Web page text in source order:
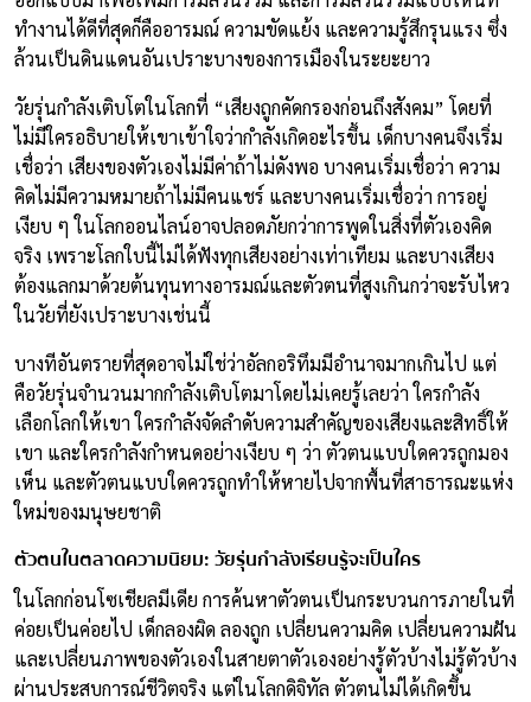
ทำงานได้ดีที่สุดก็คืออารมณ์ ความขัดแย้ง และความรู้สึกรุนแรง ซึ่ง
ล้วนเป็นดินแดนอันเปราะบางของการเมืองในระยะยาว
วัยรุ่นกำลังเติบโตในโลกที่ “เสียงถูกคัดกรองก่อนถึงสังคม” โดยที่
ไม่มีใครอธิบายให้เขาเข้าใจว่ากำลังเกิดอะไรขึ้น เด็กบางคนจึงเริ่ม
เชื่อว่า เสียงของตัวเองไม่มีค่าถ้าไม่ดังพอ บางคนเริ่มเชื่อว่า ความ
คิดไม่มีความหมายถ้าไม่มีคนแชร์ และบางคนเริ่มเชื่อว่า การอยู่
เงียบ ๆ ในโลกออนไลน์อาจปลอดภัยกว่าการพูดในสิ่งที่ตัวเองคิด
จริง เพราะโลกใบนี้ไม่ได้ฟังทุกเสียงอย่างเท่าเทียม และบางเสียง
ต้องแลกมาด้วยต้นทุนทางอารมณ์และตัวตนที่สูงเกินกว่าจะรับไหว
ในวัยที่ยังเปราะบางเช่นนี้
บางทีอันตรายที่สุดอาจไม่ใช่ว่าอัลกอริทึมมีอำนาจมากเกินไป แต่
คือวัยรุ่นจำนวนมากกำลังเติบโตมาโดยไม่เคยรู้เลยว่า ใครกำลัง
เลือกโลกให้เขา ใครกำลังจัดลำดับความสำคัญของเสียงและสิทธิ์ให้
เขา และใครกำลังกำหนดอย่างเงียบ ๆ ว่า ตัวตนแบบใดควรถูกมอง
เห็น และตัวตนแบบใดควรถูกทำให้หายไปจากพื้นที่สาธารณะแห่ง
ใหม่ของมนุษยชาติ
ตัวตนในตลาดความนิยม: วัยรุ่นกำลังเรียนรู้จะเป็นใคร
ในโลกก่อนโซเชียลมีเดีย การค้นหาตัวตนเป็นกระบวนการภายในที่
ค่อยเป็นค่อยไป เด็กลองผิด ลองถูก เปลี่ยนความคิด เปลี่ยนความฝัน
และเปลี่ยนภาพของตัวเองในสายตาตัวเองอย่างรู้ตัวบ้างไม่รู้ตัวบ้าง
ผ่านประสบการณ์ชีวิตจริง แต่ในโลกดิจิทัล ตัวตนไม่ได้เกิดขึ้น